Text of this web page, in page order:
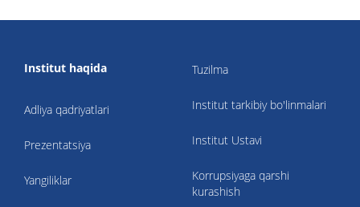
Institut haqida
Adliya qadriyatlari
Prezentatsiya
Yangiliklar
Tuzilma
Institut tarkibiy bo'linmalari
Institut Ustavi
Korrupsiyaga qarshi
kurashish